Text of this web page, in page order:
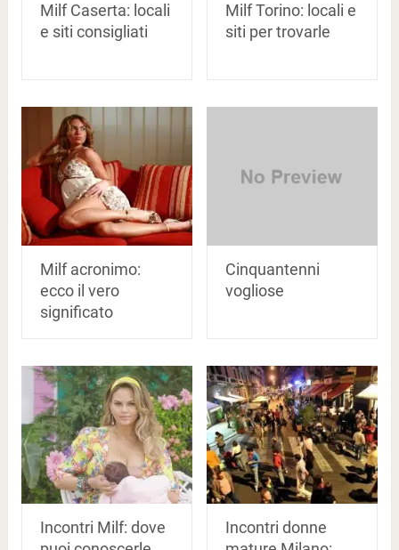
Milf Caserta: locali
e siti consigliati
Milf Torino: locali e
siti per trovarle
Milf acronimo:
ecco il vero
significato
Cinquantenni
vogliose
Incontri Milf: dove
Incontri donne